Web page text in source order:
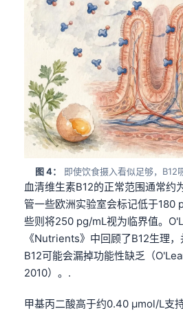
图 4： 即使饮食摄入看似足够，B12
血清维生素B12的正常范围通常
管一些欧洲实验室会标记低于180
些则将250 pg/mL视为临界值。
《Nutrients》中回顾了B12生理
B12可能会漏掉功能性缺乏（
2010）。.
甲基丙二酸高于约0.40 µmol/L支